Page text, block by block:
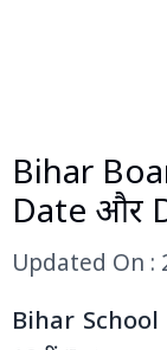
Bihar
Date और
Updated On :
Bihar